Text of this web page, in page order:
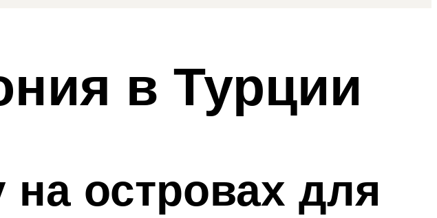
в Турции
на островах для